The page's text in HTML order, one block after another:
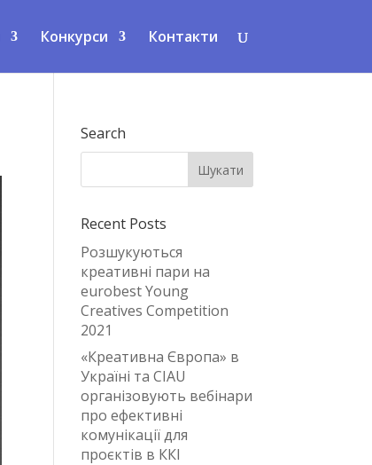
Конкурси Контакти
Search
Recent Posts
Розшукуються
креативні пари на
eurobest Young
Creatives Competition
2021
«Креативна Європа» в
Україні та CIAU
організовують вебінари
про ефективні
комунікації для
проєктів в ККІ